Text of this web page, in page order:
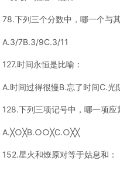
78.下列三个分数中，哪一个与
A.3/7B.3/9C.3/11
127.时间永恒是比喻：
A.时间过得很慢B.忘了时间C.光
128.下列三项记号中，哪
A.╳○╳B.○○╳C.○╳╳
152.星火和燎原对等于姑息和：